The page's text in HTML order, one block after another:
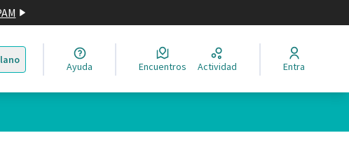
Elegir el idioma
Ayuda Encuentros Actividad Entra